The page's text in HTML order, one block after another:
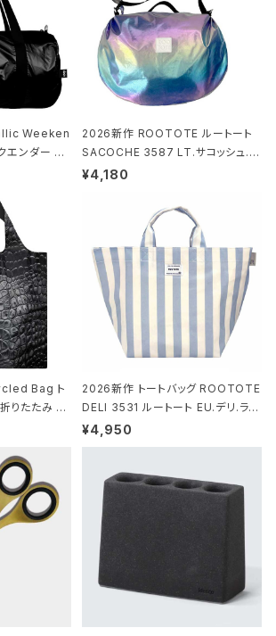
Weeken
エンダー ボ
バッグ JEAN
スキア/クラ
2026新作 ROOTOTE ルートート
SACOCHE 3587 LT.サコッシュ.ル
ミエ-B ショルダーバッグ グロスネイ
¥4,180
Bag ト
りたたみ 大
チ CROCO
2026新作 トートバッグ ROOTOTE
DELI 3531 ルートート EU.デリ.ラミ
ネート-W サックス・ホワイト
¥4,950